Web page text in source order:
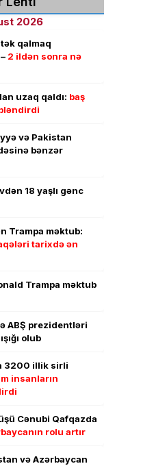
2026
qalmaq
2 ildən sonra nə
uzaq qaldı: baş
və Pakistan
bənzər
18 yaşlı gənc
Trampa məktub:
tarixdə ən
Trampa məktub
ABŞ prezidentləri
olub
3200 illik sirli
insanların
Cənubi Qafqazda
rolu artır
və Azərbaycan